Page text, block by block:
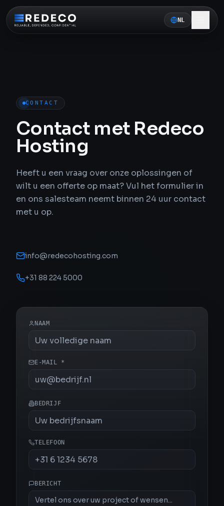
NL
CONTACT
Contact met Redeco
Hosting
Heeft u een vraag over onze oplossingen of
wilt u een offerte op maat? Vul het formulier in
en ons salesteam neemt binnen 24 uur contact
met u op.
info@redecohosting.com
+31 88 224 5000
NAAM
E-MAIL *
BEDRIJF
TELEFOON
BERICHT